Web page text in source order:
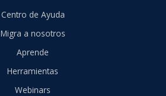
Centro de Ayuda
Migra a nosotros
Aprende
Herramientas
Webinars